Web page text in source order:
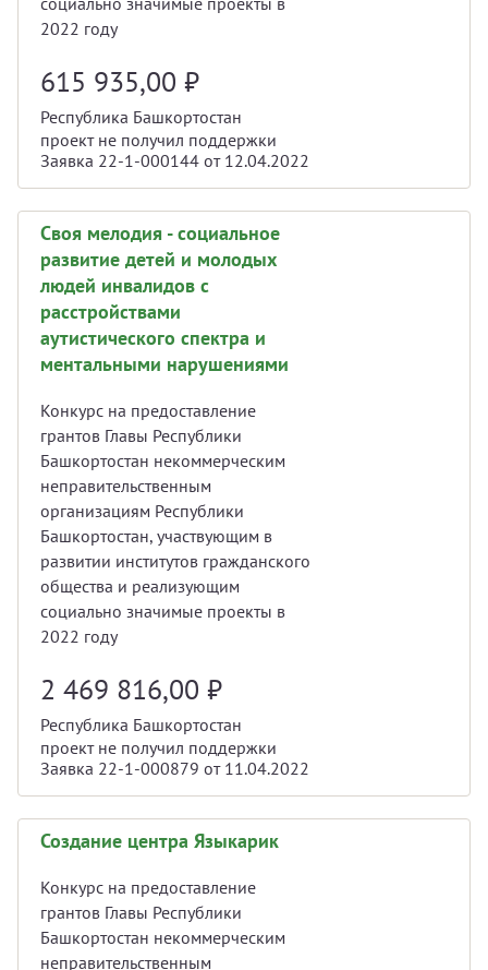
2022 году
615 935,00 ₽
Республика Башкортостан
проект не получил поддержки
Заявка 22-1-000144 от 12.04.2022
Своя мелодия - социальное
развитие детей и молодых
людей инвалидов с
расстройствами
аутистического спектра и
ментальными нарушениями
Конкурс на предоставление
грантов Главы Республики
Башкортостан некоммерческим
неправительственным
организациям Республики
Башкортостан, участвующим в
развитии институтов гражданского
общества и реализующим
социально значимые проекты в
2022 году
2 469 816,00 ₽
Республика Башкортостан
проект не получил поддержки
Заявка 22-1-000879 от 11.04.2022
Создание центра Языкарик
Конкурс на предоставление
грантов Главы Республики
Башкортостан некоммерческим
неправительственным